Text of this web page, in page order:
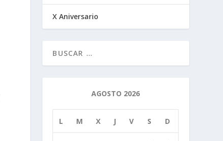
X Aniversario
AGOSTO 2026
L M X J V S D